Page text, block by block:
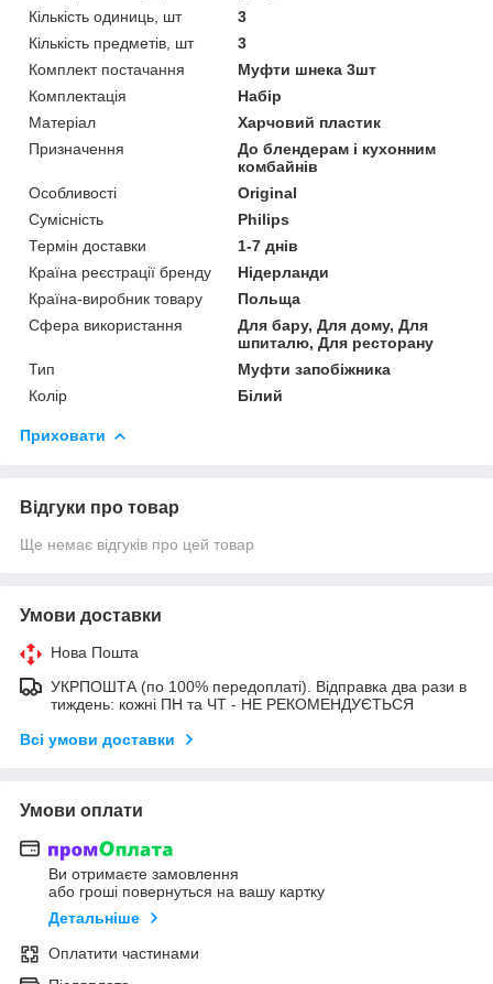
Кількість одиниць, шт
3
Кількість предметів, шт
3
Комплект постачання
Муфти шнека 3шт
Комплектація
Набір
Матеріал
Харчовий пластик
Призначення
До блендерам і кухонним
комбайнів
Особливості
Original
Сумісність
Philips
Термін доставки
1-7 днів
Країна реєстрації бренду
Нідерланди
Країна-виробник товару
Польща
Сфера використання
Для бару, Для дому, Для
шпиталю, Для ресторану
Тип
Муфти запобіжника
Колір
Білий
Приховати
Відгуки про товар
Ще немає відгуків про цей товар
Умови доставки
Нова Пошта
УКРПОШТА (по 100% передоплаті). Відправка два рази в
тиждень: кожні ПН та ЧТ - НЕ РЕКОМЕНДУЄТЬСЯ
Всі умови доставки
Умови оплати
Ви отримаєте замовлення
або гроші повернуться на вашу картку
Детальніше
Оплатити частинами